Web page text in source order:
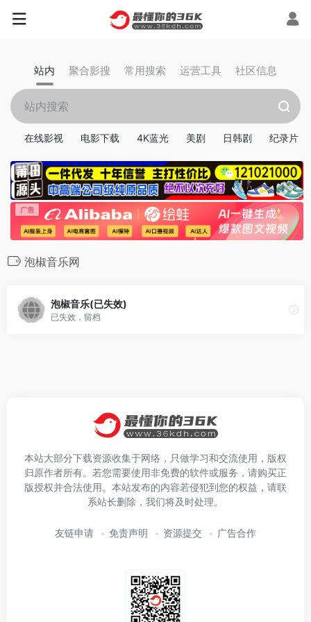
站内 聚合影搜 常用搜索 运营工具 社区信息
在线影视 电影下载 4K蓝光 美剧 日韩剧 纪录片
泡椒音乐网
泡椒音乐(已失效)
已失效，留档
本站大部分下载资源收集于网络，只做学习和交流使用，版权
归原作者所有。若您需要使用非免费的软件或服务，请购买正
版授权并合法使用。本站发布的内容若侵犯到您的权益，请联
系站长删除，我们将及时处理。
友链申请 免责声明 资源提交 广告合作